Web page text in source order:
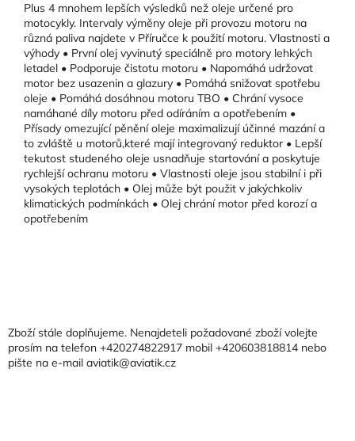
Plus 4 mnohem lepších výsledků než oleje určené pro
motocykly. Intervaly výměny oleje při provozu motoru na
různá paliva najdete v Příručce k použití motoru. Vlastnosti a
výhody • První olej vyvinutý speciálně pro motory lehkých
letadel • Podporuje čistotu motoru • Napomáhá udržovat
motor bez usazenin a glazury • Pomáhá snižovat spotřebu
oleje • Pomáhá dosáhnou motoru TBO • Chrání vysoce
namáhané díly motoru před odíráním a opotřebením •
Přísady omezující pěnění oleje maximalizují účinné mazání a
to zvláště u motorů,které mají integrovaný reduktor • Lepší
tekutost studeného oleje usnadňuje startování a poskytuje
rychlejší ochranu motoru • Vlastnosti oleje jsou stabilní i při
vysokých teplotách • Olej může být použit v jakýchkoliv
klimatických podmínkách • Olej chrání motor před korozí a
opotřebením
aZboží stále doplňujeme. Nenajdeteli požadované zboží volejte
prosím na telefon +420274822917 mobil +420603818814 nebo
pište na e-mail aviatik@aviatik.cz